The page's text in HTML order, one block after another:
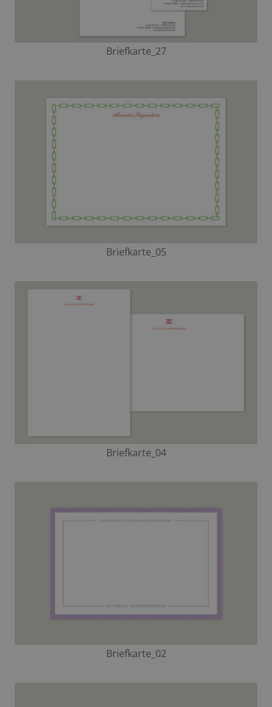
Briefkarte_27
Briefkarte_05
Briefkarte_04
Briefkarte_02